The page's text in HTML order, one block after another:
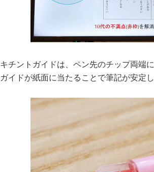
キチントガイドは、ペン先のチップ両端
ガイドが紙面に当たることで筆記が安定